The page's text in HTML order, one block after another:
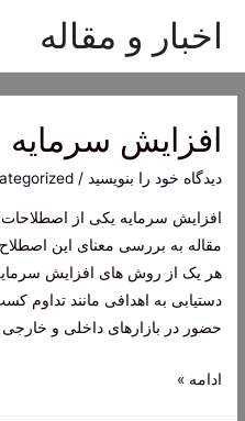
اخبار و مقاله
افزایش سرمایه
دیدگاه‌ خود را بنویسید /
افزایش سرمایه یکی از
مقاله به بررسی معنای این
هر یک از روش های افزایش
دستیابی به اهدافی مانند تداوم
حضور در بازارهای داخلی و
افزایش
ادامه »